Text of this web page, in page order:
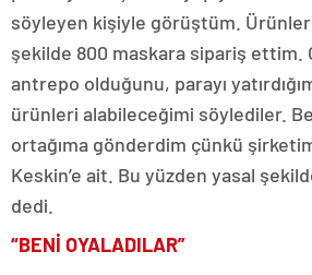
söyleyen kişiyle görüştüm.
şekilde 800 maskara sipariş ettim.
antrepo olduğunu, parayı
ürünleri alabileceğimi söylediler.
ortağıma gönderdim çünkü
Keskin’e ait. Bu yüzden yasal
dedi.
“BENİ OYALADILAR”